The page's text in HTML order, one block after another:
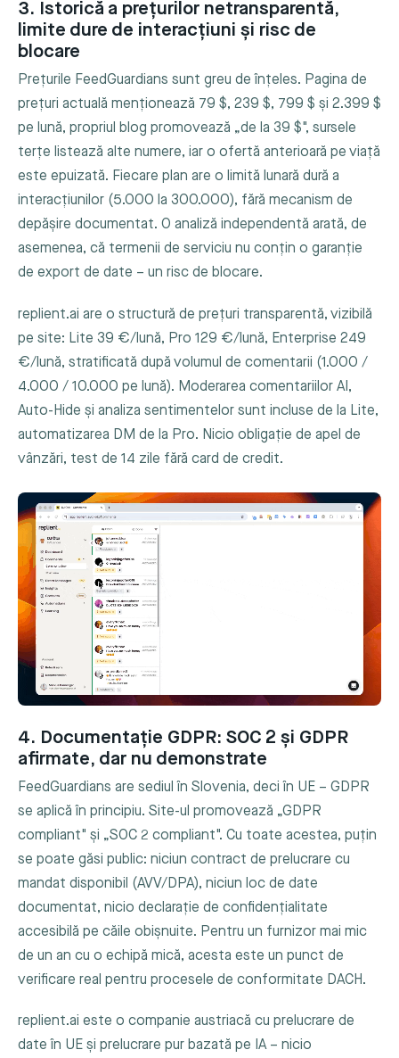
3. Istorică a prețurilor netransparentă,
limite dure de interacțiuni și risc de
blocare
Prețurile FeedGuardians sunt greu de înțeles. Pagina de
prețuri actuală menționează 79 $, 239 $, 799 $ și 2.399 $
pe lună, propriul blog promovează „de la 39 $", sursele
terțe listează alte numere, iar o ofertă anterioară pe viață
este epuizată. Fiecare plan are o limită lunară dură a
interacțiunilor (5.000 la 300.000), fără mecanism de
depășire documentat. O analiză independentă arată, de
asemenea, că termenii de serviciu nu conțin o garanție
de export de date – un risc de blocare.
replient.ai are o structură de prețuri transparentă, vizibilă
pe site: Lite 39 €/lună, Pro 129 €/lună, Enterprise 249
€/lună, stratificată după volumul de comentarii (1.000 /
4.000 / 10.000 pe lună). Moderarea comentariilor AI,
Auto-Hide și analiza sentimentelor sunt incluse de la Lite,
automatizarea DM de la Pro. Nicio obligație de apel de
vânzări, test de 14 zile fără card de credit.
4. Documentație GDPR: SOC 2 și GDPR
afirmate, dar nu demonstrate
FeedGuardians are sediul în Slovenia, deci în UE – GDPR
se aplică în principiu. Site-ul promovează „GDPR
compliant" și „SOC 2 compliant". Cu toate acestea, puțin
se poate găsi public: niciun contract de prelucrare cu
mandat disponibil (AVV/DPA), niciun loc de date
documentat, nicio declarație de confidențialitate
accesibilă pe căile obișnuite. Pentru un furnizor mai mic
de un an cu o echipă mică, acesta este un punct de
verificare real pentru procesele de conformitate DACH.
replient.ai este o companie austriacă cu prelucrare de
date în UE și prelucrare pur bazată pe IA – nicio